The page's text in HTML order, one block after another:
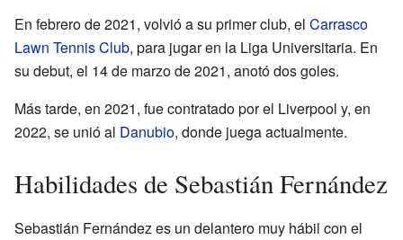
En febrero de 2021, volvió a su primer club, el Carrasco
Lawn Tennis Club, para jugar en la Liga Universitaria. En
su debut, el 14 de marzo de 2021, anotó dos goles.
Más tarde, en 2021, fue contratado por el Liverpool y, en
2022, se unió al Danubio, donde juega actualmente.
Habilidades de Sebastián Fernández
Sebastián Fernández es un delantero muy hábil con el